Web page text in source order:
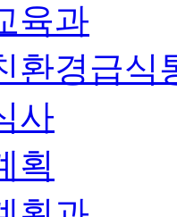
육과
환경급식
사
획